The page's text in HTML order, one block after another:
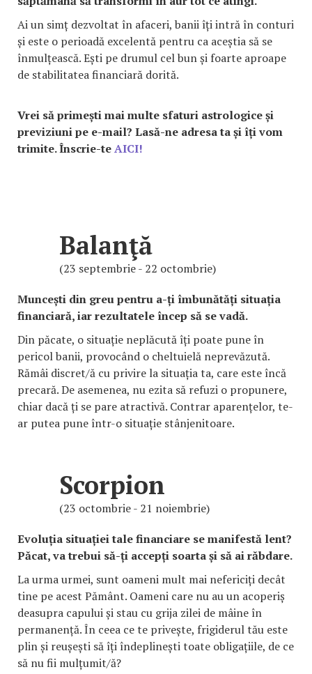
Ai un simț dezvoltat în afaceri, banii îți intră în conturi
și este o perioadă excelentă pentru ca aceștia să se
înmulțească. Ești pe drumul cel bun și foarte aproape
de stabilitatea financiară dorită.
Vrei să primești mai multe sfaturi astrologice și
previziuni pe e-mail? Lasă-ne adresa ta și îți vom
trimite. Înscrie-teAICI!
Balanţă
(23 septembrie - 22 octombrie)
Muncești din greu pentru a-ți îmbunătăți situația
financiară, iar rezultatele încep să se vadă.
Din păcate, o situație neplăcută îți poate pune în
pericol banii, provocând o cheltuielă neprevăzută.
Rămâi discret/ă cu privire la situația ta, care este încă
precară. De asemenea, nu ezita să refuzi o propunere,
chiar dacă ți se pare atractivă. Contrar aparențelor, te-
ar putea pune într-o situație stânjenitoare.
Scorpion
(23 octombrie - 21 noiembrie)
Evoluția situației tale financiare se manifestă lent?
Păcat, va trebui să-ți accepți soarta și să ai răbdare.
La urma urmei, sunt oameni mult mai nefericiți decât
tine pe acest Pământ. Oameni care nu au un acoperiș
deasupra capului și stau cu grija zilei de mâine în
permanență. În ceea ce te privește, frigiderul tău este
plin și reușești să îți îndeplinești toate obligațiile, de ce
să nu fii mulțumit/ă?